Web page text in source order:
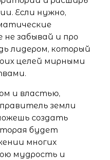
Если нужно,
не забывай и про
лидером, который
целей мирными
и властью,
земли
создать
будет
многих
мудрость и